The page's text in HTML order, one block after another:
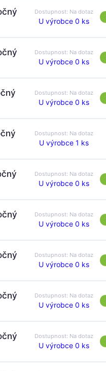
Dostupnost: Na dotaz
U výrobce 0 ks
Dostupnost: Na dotaz
U výrobce 0 ks
Dostupnost: Na dotaz
U výrobce 0 ks
Dostupnost: Na dotaz
U výrobce 1 ks
Dostupnost: Na dotaz
U výrobce 0 ks
Dostupnost: Na dotaz
U výrobce 0 ks
Dostupnost: Na dotaz
U výrobce 0 ks
Dostupnost: Na dotaz
U výrobce 0 ks
Dostupnost: Na dotaz
U výrobce 0 ks